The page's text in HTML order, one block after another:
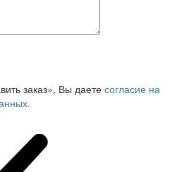
заказ», Вы даете согласие на